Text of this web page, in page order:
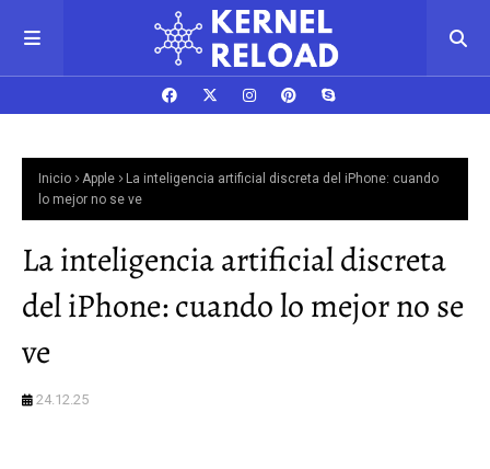
Inicio Apple
La inteligencia artificial discreta del iPhone: cuando
lo mejor no se ve
La inteligencia artificial discreta
del iPhone: cuando lo mejor no se
ve
24.12.25